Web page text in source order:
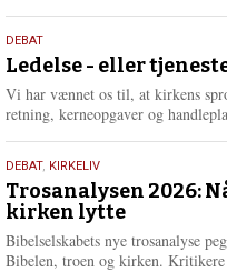
e
e
10.
juni
2026
DEBAT
Ledelse - eller
Vi har vænnet os til, at kirkens
retning, kerneopgaver og
2.
juni
2026
DEBAT, KIRKELIV
Trosanalysen 2026:
kirken lytte
Bibelselskabets nye trosanalyse
Bibelen, troen og kirken.